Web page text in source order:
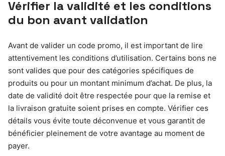
Vérifier la validité et les conditions
du bon avant validation
Avant de valider un code promo, il est important de lire
attentivement les conditions d’utilisation. Certains bons ne
sont valides que pour des catégories spécifiques de
produits ou pour un montant minimum d’achat. De plus, la
date de validité doit être respectée pour que la remise et
la livraison gratuite soient prises en compte. Vérifier ces
détails vous évite toute déconvenue et vous garantit de
bénéficier pleinement de votre avantage au moment de
payer.